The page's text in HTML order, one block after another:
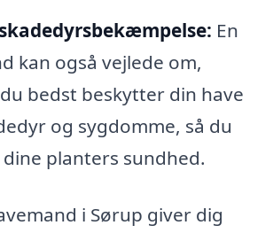
En
kan også vejlede om,
bedst beskytter din have
og sygdomme, så du
planters sundhed.
i Sørup giver dig